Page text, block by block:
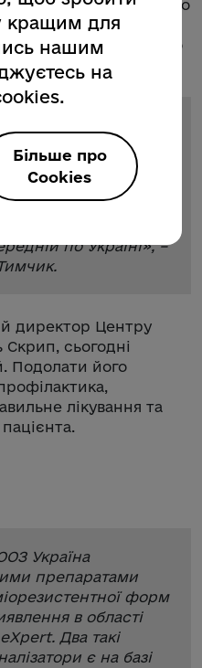
добу життя. Якщо
не провели в цей
можна пройти до
100 дітей
центрів
охоплення дітей
по Україні», –
директор Центру
сьогодні
Подолати його
лікування та
Україна
препаратами
форм
в області
Два такі
є на базі
кращим для
нашим
на
Більше про
Cookies